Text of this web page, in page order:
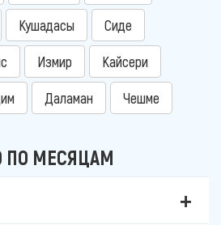
Кушадасы Сиде
Измир Кайсери
Даламан Чешме
ПО МЕСЯЦАМ